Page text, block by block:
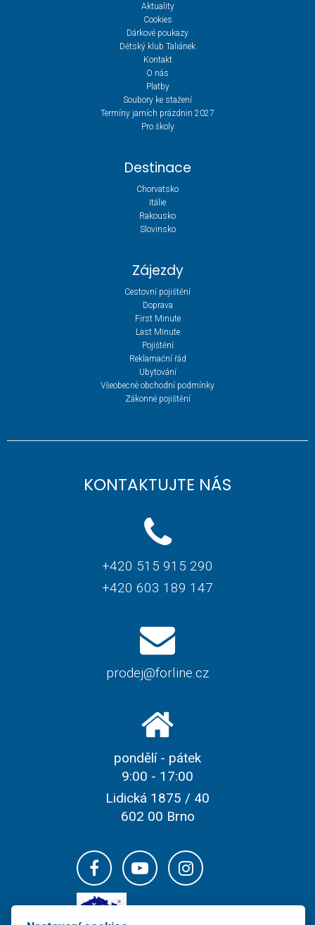
Aktuality
Cookies
Dárkové poukazy
Dětský klub Taliánek
Kontakt
O nás
Platby
Soubory ke stažení
Termíny jarních prázdnin 2027
Pro školy
Destinace
Chorvatsko
Itálie
Rakousko
Slovinsko
Zájezdy
Cestovní pojištění
Doprava
First Minute
Last Minute
Pojištění
Reklamační řád
Ubytování
Všeobecné obchodní podmínky
Zákonné pojištění
KONTAKTUJTE NÁS
+420 515 915 290
+420 603 189 147
prodej@forline.cz
pondělí - pátek
9:00 - 17:00
Lidická 1875 / 40
602 00 Brno